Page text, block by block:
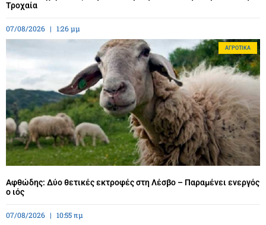
Τροχαία
07/08/2026 1:26 μμ
ΑΓΡΟΤΙΚΆ
Αφθώδης: Δύο θετικές εκτροφές στη Λέσβο – Παραμένει ενεργός
ο ιός
07/08/2026 10:55 πμ